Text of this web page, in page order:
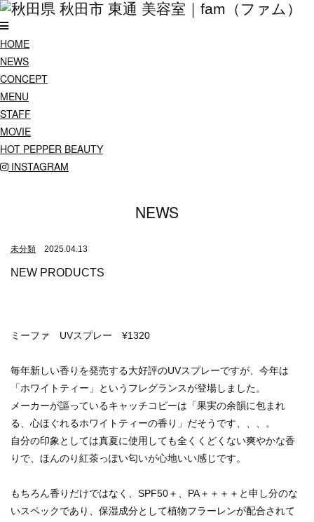
HOME
NEWS
CONCEPT
MENU
STAFF
MOVIE
HOT PEPPER BEAUTY
INSTAGRAM
NEWS
未分類 2025.04.13
NEW PRODUCTS
ミーファ UVスプレー ¥1320
毎年新しい香りを発売する大好評のUVスプレーですが、今年は
「ホワイトティー」というフレグランスが登場しました。
メーカーが謳っているキャッチコピーは「果実の余韻に包まれ
る、心ほぐれるホワイトティーの香り」だそうです、、、。
自分の印象としては真夏に使用しても全くくどくない爽やかな香
りで、ほんのり紅茶っぽい匂いが心地いい感じです。
もちろん香りだけではなく、SPF50＋、PA＋＋＋＋と申し分のな
いスペックであり、保湿成分として植物フラーレンが配合されて